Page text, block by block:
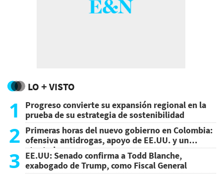
LO + VISTO
1
Progreso convierte su expansión regional en la
prueba de su estrategia de sostenibilidad
2 Primeras horas del nuevo gobierno en Colombia:
ofensiva antidrogas, apoyo de EE.UU. y un
atentado
3 EE.UU: Senado confirma a Todd Blanche,
exabogado de Trump, como Fiscal General